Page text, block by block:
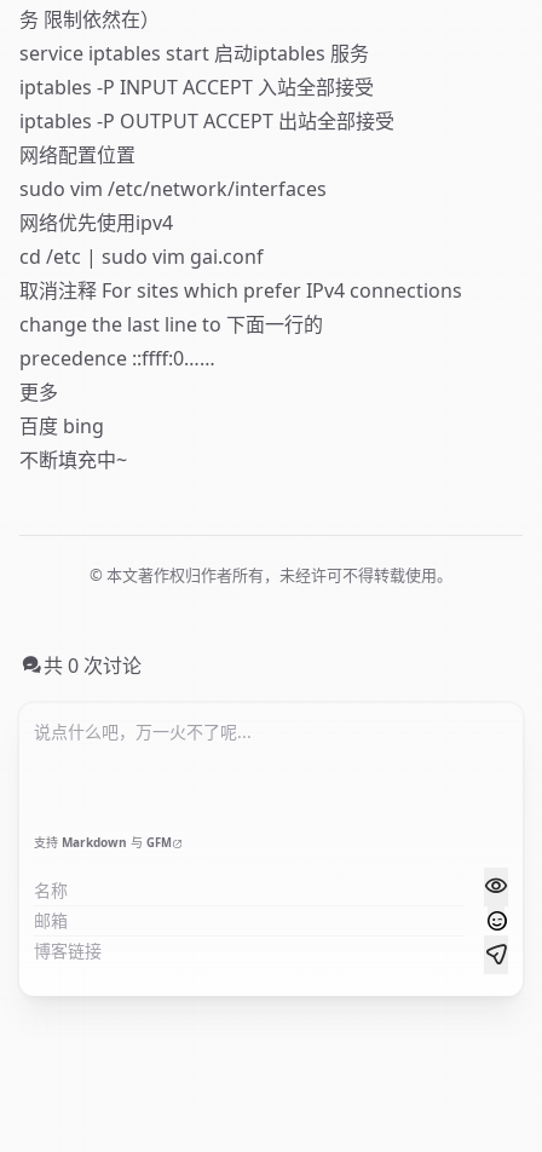
务 限制依然在）
service iptables start 启动iptables 服务
iptables -P INPUT ACCEPT 入站全部接受
iptables -P OUTPUT ACCEPT 出站全部接受
网络配置位置
sudo vim /etc/network/interfaces
网络优先使用ipv4
cd /etc | sudo vim gai.conf
取消注释 For sites which prefer IPv4 connections
change the last line to 下面一行的
precedence ::ffff:0……
更多
百度 bing
不断填充中~
© 本文著作权归作者所有，未经许可不得转载使用。
共 0 次讨论
支持 Markdown 与 GFM